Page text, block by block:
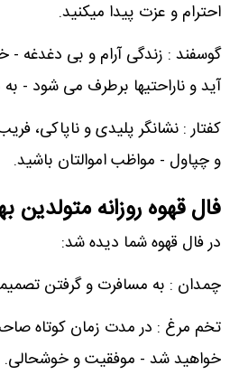
احترام و عزت پیدا میکنید.
گوسفند : زندگی آرام و بی دغدغه
آید و ناراحتیها برطرف می شود -
کفتار : نشانگر پلیدی و ناپاکی،
و چپاول - مواظب اموالتان باشید.
فال قهوه روزانه متولدین
در فال قهوه شما دیده شد:
چمدان : به مسافرت و گرفتن
تخم مرغ : در مدت زمان کوتاه
خواهید شد - موفقیت و خوشحالی.